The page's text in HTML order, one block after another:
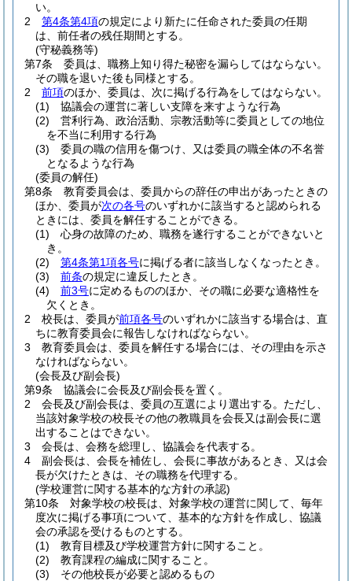
い。
2
第4条第4項の規定により新たに任命された委員の任期
は、前任者の残任期間とする。
(守秘義務等)
第7条
委員は、職務上知り得た秘密を漏らしてはならない。
その職を退いた後も同様とする。
2
前項のほか、委員は、次に掲げる行為をしてはならない。
(1)
協議会の運営に著しい支障を来すような行為
(2)
営利行為、政治活動、宗教活動等に委員としての地位
を不当に利用する行為
(3)
委員の職の信用を傷つけ、又は委員の職全体の不名誉
となるような行為
(委員の解任)
第8条
教育委員会は、委員からの辞任の申出があったときの
ほか、委員が次の各号のいずれかに該当すると認められる
ときには、委員を解任することができる。
(1)
心身の故障のため、職務を遂行することができないと
き。
(2)
第4条第1項各号に掲げる者に該当しなくなったとき。
(3)
前条の規定に違反したとき。
(4)
前3号に定めるもののほか、その職に必要な適格性を
欠くとき。
2
校長は、委員が前項各号のいずれかに該当する場合は、直
ちに教育委員会に報告しなければならない。
3
教育委員会は、委員を解任する場合には、その理由を示さ
なければならない。
(会長及び副会長)
第9条
協議会に会長及び副会長を置く。
2
会長及び副会長は、委員の互選により選出する。 ただし、
当該対象学校の校長その他の教職員を会長又は副会長に選
出することはできない。
3
会長は、会務を総理し、協議会を代表する。
4
副会長は、会長を補佐し、会長に事故があるとき、又は会
長が欠けたときは、その職務を代理する。
(学校運営に関する基本的な方針の承認)
第10条
対象学校の校長は、対象学校の運営に関して、毎年
度次に掲げる事項について、基本的な方針を作成し、協議
会の承認を受けるものとする。
(1)
教育目標及び学校運営方針に関すること。
(2)
教育課程の編成に関すること。
(3)
その他校長が必要と認めるもの